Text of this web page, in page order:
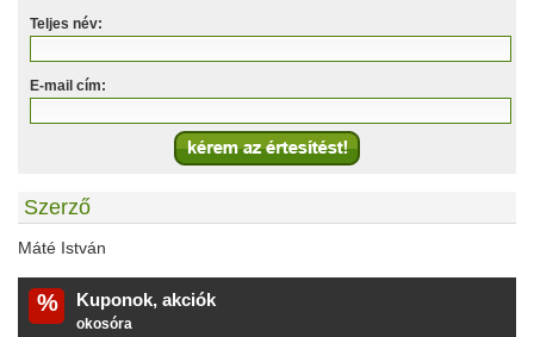
Teljes név:
E-mail cím:
Szerző
Máté István
% Kuponok, akciók
okosóra